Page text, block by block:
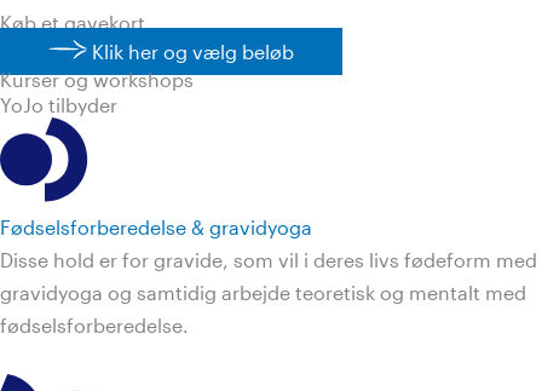
Køb et gavekort
Klik her og vælg beløb
Kurser og workshops
YoJo tilbyder
Fødsels­forberedelse & gravidyoga
Disse hold er for gravide, som vil i deres livs fødeform med
gravidyoga og samtidig arbejde teoretisk og mentalt med
fødselsforberedelse.